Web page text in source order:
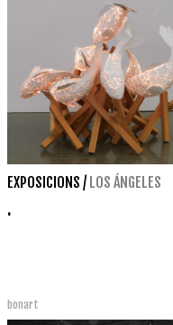
EXPOSICIONS / LOS ÁNGELES
.
bonart